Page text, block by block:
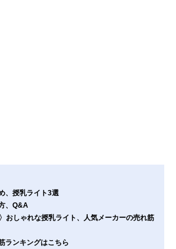
、授乳ライト3選
、Q&A
おしゃれな授乳ライト、人気メーカーの売れ筋
ランキングはこちら